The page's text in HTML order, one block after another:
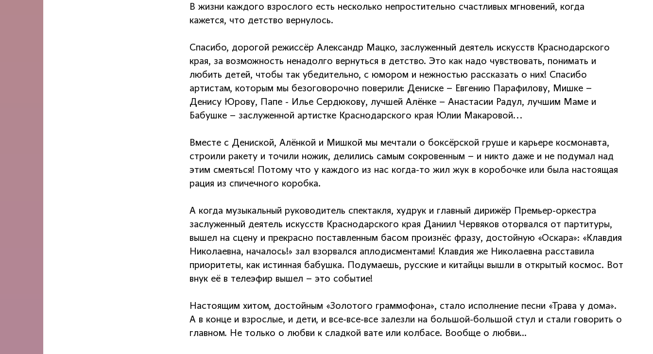
В жизни каждого взрослого есть несколько непростительно счастливых мгновений, когда
кажется, что детство вернулось.
Спасибо, дорогой режиссёр Александр Мацко, заслуженный деятель искусств Краснодарского
края, за возможность ненадолго вернуться в детство. Это как надо чувствовать, понимать и
любить детей, чтобы так убедительно, с юмором и нежностью рассказать о них! Спасибо
артистам, которым мы безоговорочно поверили: Дениске – Евгению Парафилову, Мишке –
Денису Юрову, Папе - Илье Сердюкову, лучшей Алёнке – Анастасии Радул, лучшим Маме и
Бабушке – заслуженной артистке Краснодарского края Юлии Макаровой...
Вместе с Дениской, Алёнкой и Мишкой мы мечтали о боксёрской груше и карьере космонавта,
строили ракету и точили ножик, делились самым сокровенным – и никто даже и не подумал над
этим смеяться! Потому что у каждого из нас когда-то жил жук в коробочке или была настоящая
рация из спичечного коробка.
А когда музыкальный руководитель спектакля, худрук и главный дирижёр Премьер-оркестра
заслуженный деятель искусств Краснодарского края Даниил Червяков оторвался от партитуры,
вышел на сцену и прекрасно поставленным басом произнёс фразу, достойную «Оскара»: «Клавдия
Николаевна, началось!» зал взорвался аплодисментами! Клавдия же Николаевна расставила
приоритеты, как истинная бабушка. Подумаешь, русские и китайцы вышли в открытый космос. Вот
внук её в телеэфир вышел – это событие!
Настоящим хитом, достойным «Золотого граммофона», стало исполнение песни «Трава у дома».
А в конце и взрослые, и дети, и все-все-все залезли на большой-большой стул и стали говорить о
главном. Не только о любви к сладкой вате или колбасе. Вообще о любви…